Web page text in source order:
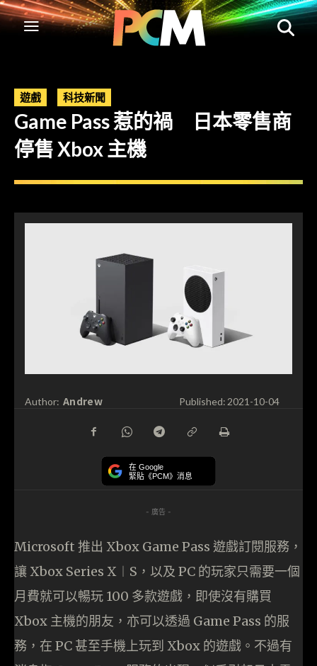
遊戲 科技新聞
Game Pass 惹的禍 日本零售商
停售 Xbox 主機
Author: Andrew Published: 2021-10-04
在 Google
緊貼《PCM》消息
- 廣告 -
Microsoft 推出 Xbox Game Pass 遊戲訂閱服務，
讓 Xbox Series X︱S，以及 PC 的玩家只需要一個
月費就可以暢玩 100 多款遊戲，即使沒有購買
Xbox 主機的朋友，亦可以透過 Game Pass 的服
務，在 PC 甚至手機上玩到 Xbox 的遊戲。不過有